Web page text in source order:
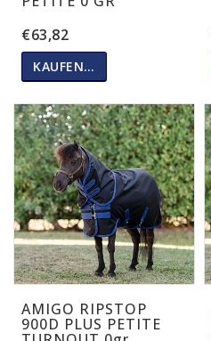
€63,82
KAUFEN…
AMIGO RIPSTOP
900D PLUS PETITE